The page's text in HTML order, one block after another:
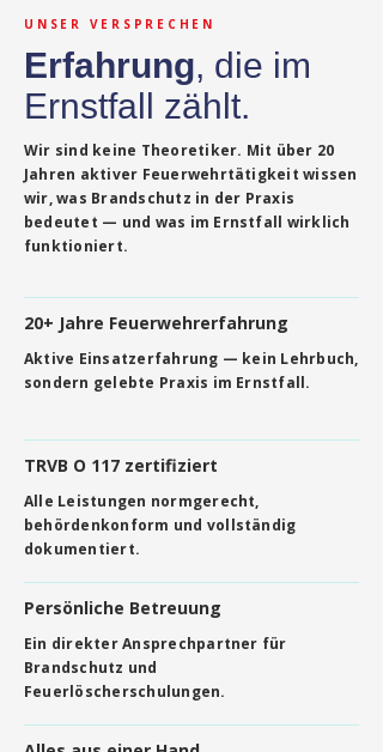
UNSER VERSPRECHEN
Erfahrung, die im
Ernstfall zählt.
Wir sind keine Theoretiker. Mit über 20
Jahren aktiver Feuerwehrtätigkeit wissen
wir, was Brandschutz in der Praxis
bedeutet — und was im Ernstfall wirklich
funktioniert.
20+ Jahre Feuerwehrerfahrung
Aktive Einsatzerfahrung — kein Lehrbuch,
sondern gelebte Praxis im Ernstfall.
TRVB O 117 zertifiziert
Alle Leistungen normgerecht,
behördenkonform und vollständig
dokumentiert.
Persönliche Betreuung
Ein direkter Ansprechpartner für
Brandschutz und
Feuerlöscherschulungen.